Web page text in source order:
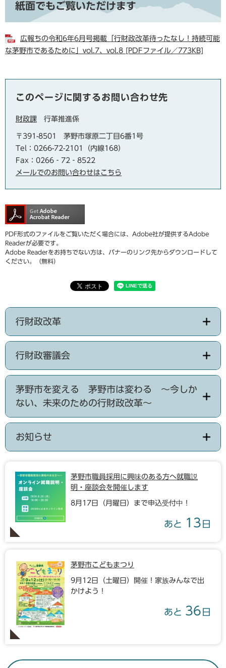
紙面でもご覧いただけます
広報ちの令和6年6月号掲載「行財政改革待ったなし！持続可能
な茅野市であるために」vol.7、vol.8 [PDFファイル／773KB]
このページに関するお問い合わせ先
財政課 行革推進係
〒391-8501
茅野市塚原二丁目6番1号
Tel：0266-72-2101（内線168）
Fax：0266‐72‐8522
メールでのお問い合わせはこちら
PDF形式のファイルをご覧いただく場合には、Adobe社が提供するAdobe
Readerが必要です。
Adobe Readerをお持ちでない方は、バナーのリンク先からダウンロードして
ください。（無料）
行財政改革
行財政審議会
茅野市を変える 茅野市は変わる ～今しか
ない、未来のための行財政改革～
お知らせ
茅野市職員採用に興味のある方へ就職説
明・座談会を開催します
8月17日（月曜日）まで申込受付中！
あと 13 日
茅野市こどもまつり
9月12日（土曜日）開催！家族みんなで出
かけよう！
あと 36 日